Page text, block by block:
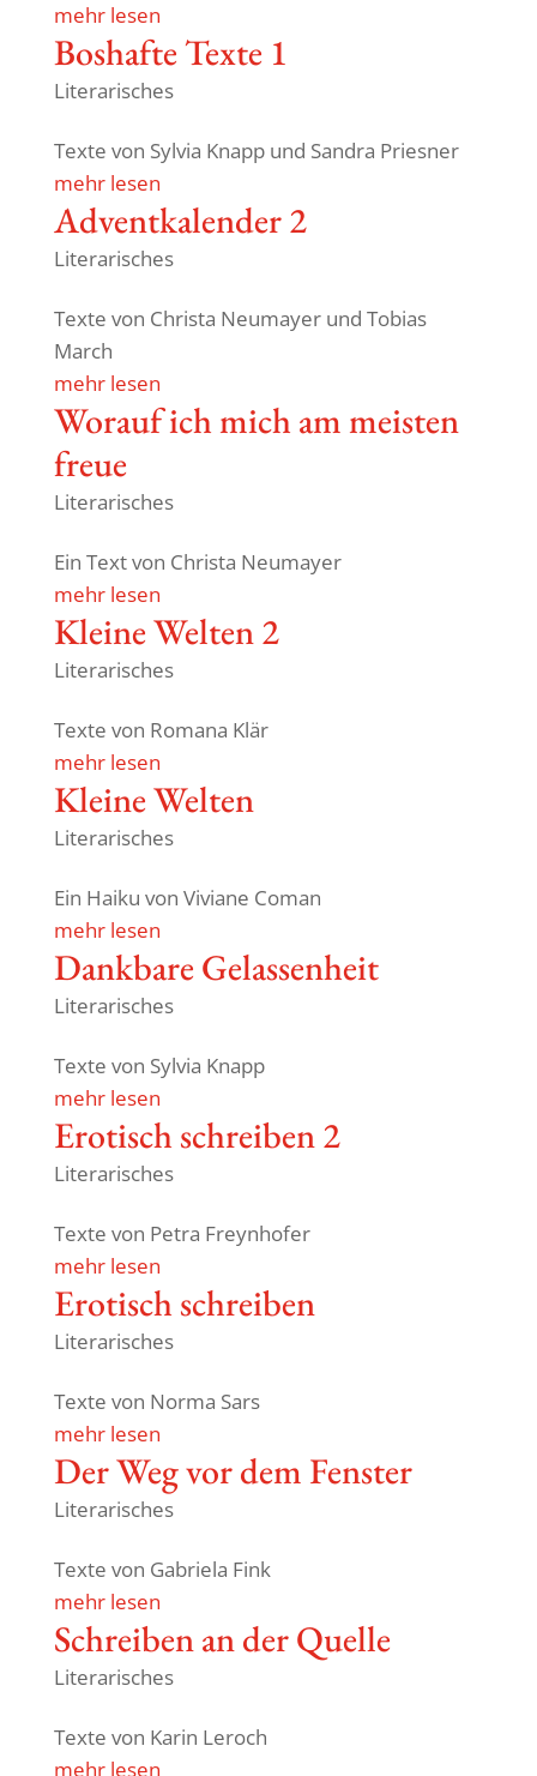
mehr lesen
Boshafte Texte 1
Literarisches
Texte von Sylvia Knapp und Sandra Priesner
mehr lesen
Advent­ka­lender 2
Literarisches
Texte von Christa Neumayer und Tobias
March
mehr lesen
Worauf ich mich am meisten
freue
Literarisches
Ein Text von Christa Neumayer
mehr lesen
Kleine Welten 2
Literarisches
Texte von Romana Klär
mehr lesen
Kleine Welten
Literarisches
Ein Haiku von Viviane Coman
mehr lesen
Dank­bare Gelassenheit
Literarisches
Texte von Sylvia Knapp
mehr lesen
Erotisch schreiben 2
Literarisches
Texte von Petra Freynhofer
mehr lesen
Erotisch schreiben
Literarisches
Texte von Norma Sars
mehr lesen
Der Weg vor dem Fenster
Literarisches
Texte von Gabriela Fink
mehr lesen
Schreiben an der Quelle
Literarisches
Texte von Karin Leroch
mehr lesen